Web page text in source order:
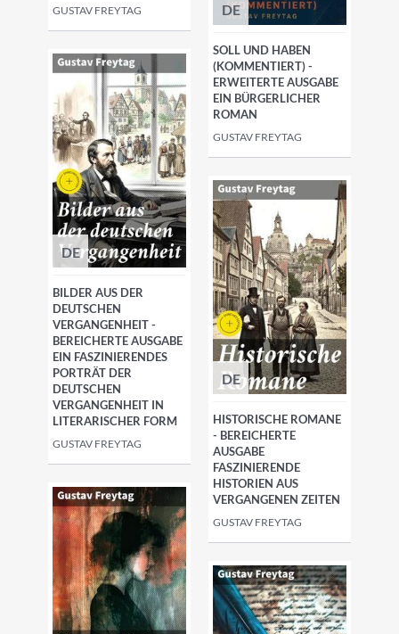
GUSTAV FREYTAG DE
SOLL UND HABEN
(KOMMENTIERT) -
ERWEITERTE AUSGABE
EIN BÜRGERLICHER
ROMAN
GUSTAV FREYTAG
DE
BILDER AUS DER
DEUTSCHEN
VERGANGENHEIT -
BEREICHERTE AUSGABE
EIN FASZINIERENDES
PORTRÄT DER
DEUTSCHEN
VERGANGENHEIT IN
LITERARISCHER FORM
GUSTAV FREYTAG
DE
HISTORISCHE ROMANE
- BEREICHERTE
AUSGABE
FASZINIERENDE
HISTORIEN AUS
VERGANGENEN ZEITEN
GUSTAV FREYTAG